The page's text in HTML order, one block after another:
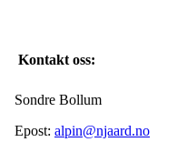
Kontakt oss:
Sondre Bollum
Epost: alpin@njaard.no